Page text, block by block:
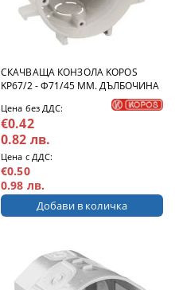
СКАЧВАЩА КОНЗОЛА KOPOS
KP67/2 - Ф71/45 ММ. ДЪЛБОЧИНА
Цена без ДДС:
€0.42
0.82 лв.
Цена с ДДС:
€0.50
0.98 лв.